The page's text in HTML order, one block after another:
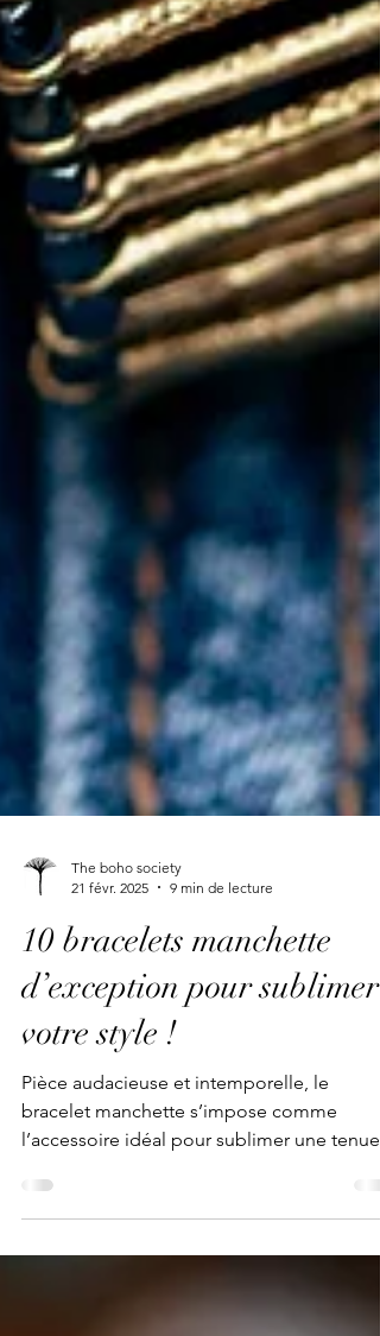
The boho society
21 févr. 2025
9 min de lecture
10 bracelets manchette
d’exception pour sublimer
votre style !
Pièce audacieuse et intemporelle, le